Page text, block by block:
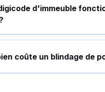
d'immeuble
coûte un blindage de